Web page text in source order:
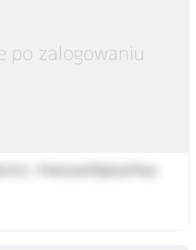
S.A. - Perłowa Pijalnia Piwa